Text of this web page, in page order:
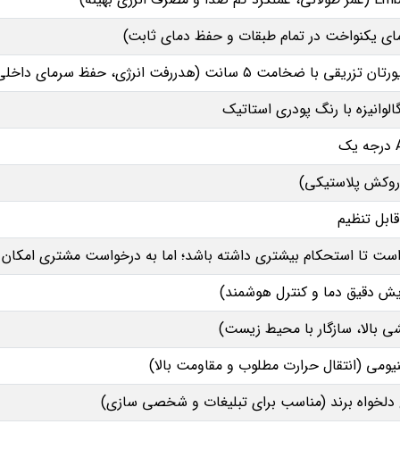
۵ سانت (هدررفت انرژی، حفظ سرمای داخلی)
با رنگ پودری استاتیک
تنظیم
تا استحکام بیشتری داشته باشد؛ اما به‌ درخواست مشتری
دقیق دما و کنترل هوشمند)
(انتقال حرارت مطلوب و مقاومت بالا)
برند (مناسب برای تبلیغات و شخصی‌ سازی)